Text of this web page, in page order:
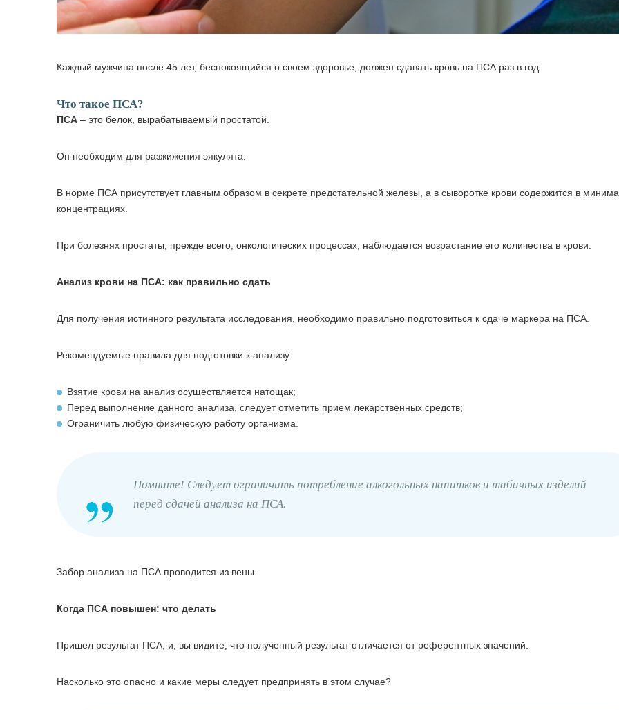
Каждый мужчина после 45 лет, беспокоящийся о своем здоровье, должен сдавать кровь на ПСА раз в год.
Что такое ПСА?
ПСА – это белок, вырабатываемый простатой.
Он необходим для разжижения эякулята.
В норме ПСА присутствует главным образом в секрете предстательной железы, а в сыворотке крови содержится в
концентрациях.
При болезнях простаты, прежде всего, онкологических процессах, наблюдается возрастание его количества в крови.
Анализ крови на ПСА: как правильно сдать
Для получения истинного результата исследования, необходимо правильно подготовиться к сдаче маркера на ПСА.
Рекомендуемые правила для подготовки к анализу:
Взятие крови на анализ осуществляется натощак;
Перед выполнение данного анализа, следует отметить прием лекарственных средств;
Ограничить любую физическую работу организма.
Помните! Следует ограничить потребление алкогольных напитков и табачных изделий
перед сдачей анализа на ПСА.
Забор анализа на ПСА проводится из вены.
Когда ПСА повышен: что делать
Пришел результат ПСА, и, вы видите, что полученный результат отличается от референтных значений.
Насколько это опасно и какие меры следует предпринять в этом случае?